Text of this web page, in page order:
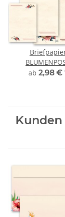
ab 2,98 €